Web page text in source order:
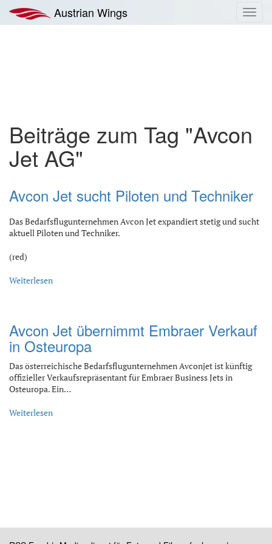
Inhalt
springen
Austrian Wings
Beiträge zum Tag "Avcon
Jet AG"
Avcon Jet sucht Piloten und Techniker
Das Bedarfsflugunternehmen Avcon Jet expandiert stetig und sucht
aktuell Piloten und Techniker.
(red)
Weiterlesen
Avcon Jet übernimmt Embraer Verkauf
in Osteuropa
Das österreichische Bedarfsflugunternehmen Avconjet ist künftig
offizieller Verkaufsrepräsentant für Embraer Business Jets in
Osteuropa. Ein…
Weiterlesen